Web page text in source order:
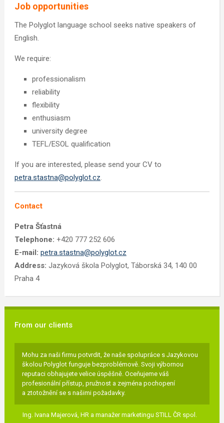
Job opportunities
The Polyglot language school seeks native speakers of
English.
We require:
professionalism
reliability
flexibility
enthusiasm
university degree
TEFL/ESOL qualification
If you are interested, please send your CV to
petra.stastna@polyglot.cz.
Contact
Petra Šťastná
Telephone: +420 777 252 606
E-mail: petra.stastna@polyglot.cz
Address: Jazyková škola Polyglot, Táborská 34, 140 00
Praha 4
From our clients
Mohu za naši firmu potvrdit, že naše spolupráce s Jazykovou
školou Polyglot funguje bezproblémově. Svoji výbornou
reputaci obhajujete velice úspěšně. Oceňujeme váš
profesionální přístup, pružnost a zejména pochopení
a ztotožnění se s našimi požadavky.
Ing. Ivana Majerová, HR a manažer marketingu STILL ČR spol.